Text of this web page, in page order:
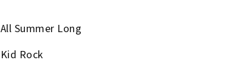
All Summer Long
Kid Rock